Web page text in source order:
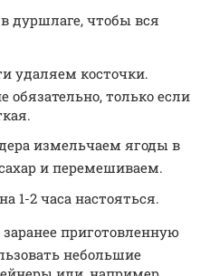
дуршлаге, чтобы вся
удаляем косточки.
обязательно, только если
измельчаем ягоды в
и перемешиваем.
1-2 часа настояться.
приготовленную
небольшие